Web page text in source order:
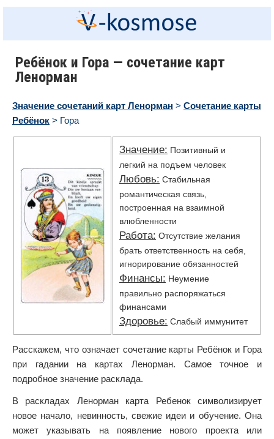
Ребёнок и Гора — сочетание карт
Ленорман
Значение сочетаний карт Ленорман > Сочетание карты
Ребёнок > Гора
Значение: Позитивный и
легкий на подъем человек
Любовь: Стабильная
романтическая связь,
построенная на взаимной
влюбленности
Работа: Отсутствие желания
брать ответственность на себя,
игнорирование обязанностей
Финансы: Неумение
правильно распоряжаться
финансами
Здоровье: Слабый иммунитет
Расскажем, что означает сочетание карты Ребёнок и Гора
при гадании на картах Ленорман. Самое точное и
подробное значение расклада.
В раскладах Ленорман карта Ребенок символизирует
новое начало, невинность, свежие идеи и обучение. Она
может указывать на появление нового проекта или